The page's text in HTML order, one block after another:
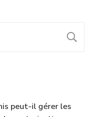
peut-il gérer les